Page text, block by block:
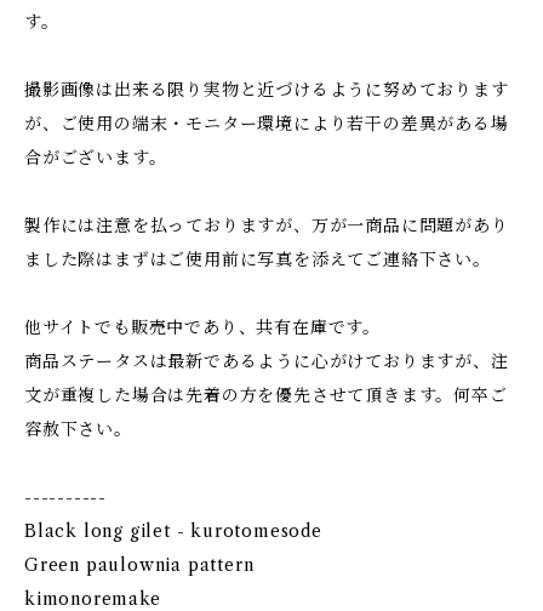
す。
撮影画像は出来る限り実物と近づけるように努めております
が、ご使用の端末・モニター環境により若干の差異がある場
合がございます。
製作には注意を払っておりますが、万が一商品に問題があり
ました際はまずはご使用前に写真を添えてご連絡下さい。
他サイトでも販売中であり、共有在庫です。
商品ステータスは最新であるように心がけておりますが、注
文が重複した場合は先着の方を優先させて頂きます。何卒ご
容赦下さい。
----------
Black long gilet - kurotomesode
Green paulownia pattern
kimonoremake